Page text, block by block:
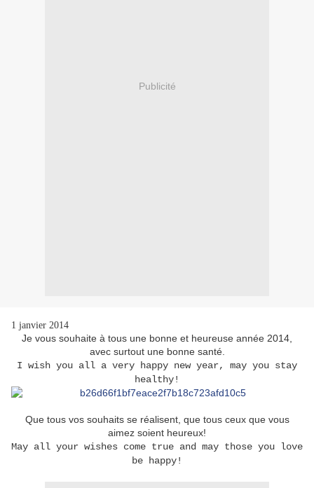
Publicité
1 janvier 2014
Je vous souhaite à tous une bonne et heureuse année 2014,
avec surtout une bonne santé.
I wish you all a very happy new year, may you stay
healthy!
Que tous vos souhaits se réalisent, que tous ceux que vous
aimez soient heureux!
May all your wishes come true and may those you love
be happy!